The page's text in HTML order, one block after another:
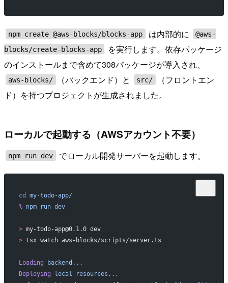
npm create @aws-blocks/blocks-app は内部的に
@aws-
blocks/create-blocks-app
を実行します。依存パッケージ
のインストールまで含めて308パッケージが導入され、
aws-blocks/ （バックエンド）と src/
（フロントエン
ド）を持つプロジェクトが生成されました。
ローカルで起動する（AWSアカウント不要）
npm run dev でローカル開発サーバーを起動します。
cd
my-todo-app/
% npm run dev
> my-todo-app@0.1.0 dev
> tsx watch aws-blocks/scripts/server.ts
Loading backend...
Deploying local resources...